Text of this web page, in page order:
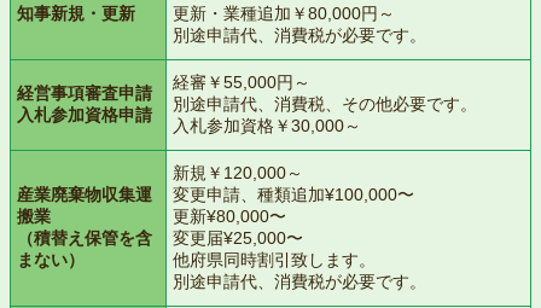
知事新規・更新
更新・業種追加￥80,000円～
別途申請代、消費税が必要です。
経営事項審査申請
入札参加資格申請
経審￥55,000円～
別途申請代、消費税、その他必要です。
入札参加資格￥30,000～
産業廃棄物収集運
搬業
（積替え保管を含
まない）
新規￥120,000～
変更申請、種類追加¥100,000〜
更新¥80,000〜
変更届¥25,000〜
他府県同時割引致します。
別途申請代、消費税が必要です。